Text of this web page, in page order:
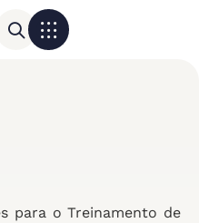
para o Treinamento de